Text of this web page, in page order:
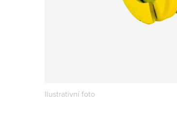
Ilustrativní foto